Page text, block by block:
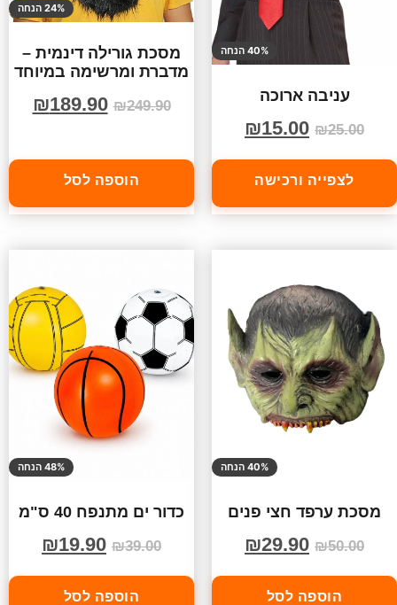
40% הנחה
עניבה ארוכה
₪25.00
₪15.00
לצפייה ורכישה
24% הנחה
מסכת גורילה דינמית –
מדברת ומרשימה במיוחד
₪249.90
₪189.90
הוספה לסל
40% הנחה
מסכת ערפד חצי פנים
₪50.00
₪29.90
הוספה לסל
48% הנחה
כדור ים מתנפח 40 ס"מ
₪39.00
₪19.90
הוספה לסל